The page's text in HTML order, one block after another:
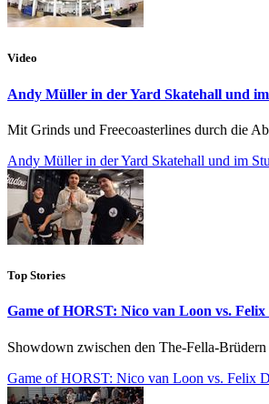
Video
Andy Müller in der Yard Skatehall und
Mit Grinds und Freecoasterlines durch die
Andy Müller in der Yard Skatehall und im
Top Stories
Game of HORST: Nico van Loon vs.
Showdown zwischen den The-Fella-
Game of HORST: Nico van Loon vs. Felix